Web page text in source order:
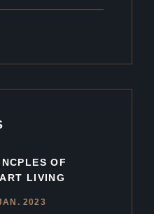
OF
LIVING
2023